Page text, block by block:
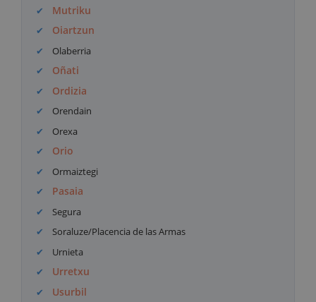
Mutriku
Oiartzun
Olaberria
Oñati
Ordizia
Orendain
Orexa
Orio
Ormaiztegi
Pasaia
Segura
Soraluze/Placencia de las Armas
Urnieta
Urretxu
Usurbil